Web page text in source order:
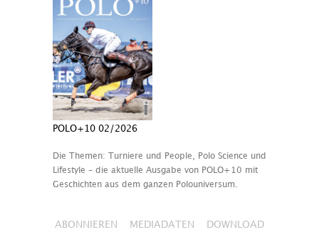
POLO+10 02/2026
Die Themen: Turniere und People, Polo Science und
Lifestyle – die aktuelle Ausgabe von POLO+10 mit
Geschichten aus dem ganzen Polouniversum.
ABONNIEREN MEDIADATEN DOWNLOAD